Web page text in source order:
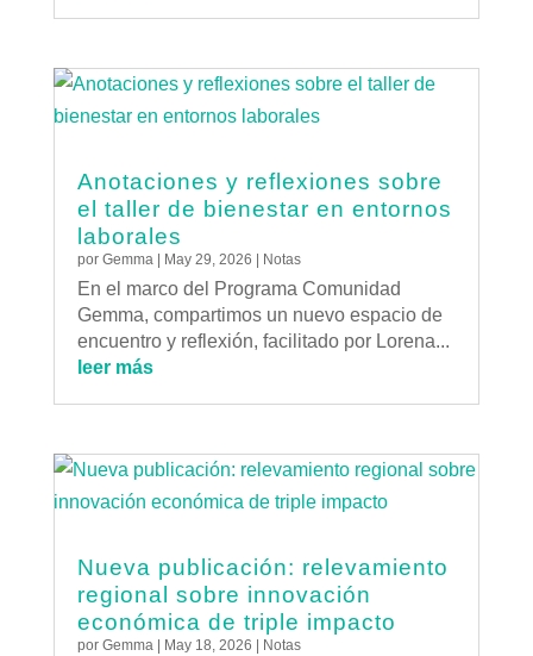
Anotaciones y reflexiones sobre
el taller de bienestar en entornos
laborales
por Gemma| May 29, 2026 Notas
En el marco del Programa Comunidad
Gemma, compartimos un nuevo espacio de
encuentro y reflexión, facilitado por Lorena...
leer más
Nueva publicación: relevamiento
regional sobre innovación
económica de triple impacto
por Gemma| May 18, 2026 Notas